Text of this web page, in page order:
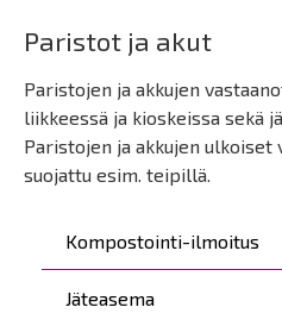
Päävalikko
Kompostointi-ilmoitus
Jäteasema
Paristot ja akut
Paristojen ja akkujen
liikkeessä ja kioskeissa sekä
Paristojen ja akkujen
suojattu esim. teipillä.